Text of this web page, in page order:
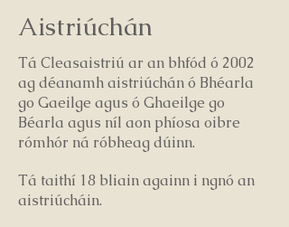
Aistriúchán
Tá Cleasaistriú ar an bhfód ó 2002
ag déanamh aistriúchán ó Bhéarla
go Gaeilge agus ó Ghaeilge go
Béarla agus níl aon phíosa oibre
rómhór ná róbheag dúinn.
Tá taithí 18 bliain againn i ngnó an
aistriúcháin.